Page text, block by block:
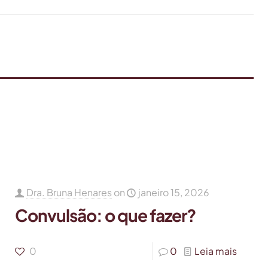
Dra. Bruna Henares on janeiro 15, 2026
Convulsão: o que fazer?
0 0 Leia mais